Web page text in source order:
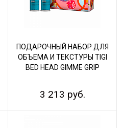
ПОДАРОЧНЫЙ НАБОР ДЛЯ
ОБЪЕМА И ТЕКСТУРЫ TIGI
BED HEAD GIMME GRIP
3 213 руб.